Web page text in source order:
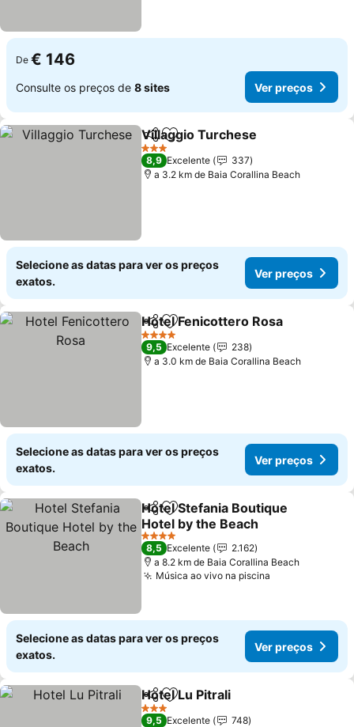
De € 146
Consulte os preços de 8 sites Ver preços
PartilharAdicionar aos favoritos
Villaggio Turchese
3 Estrelas
8,9 Excelente
337
a 3.2 km de Baia Corallina Beach
Selecione as datas para ver os preços
exatos.
Ver preços
PartilharAdicionar aos favoritos
Hotel Fenicottero Rosa
4 Estrelas
9,5 Excelente
238
a 3.0 km de Baia Corallina Beach
Selecione as datas para ver os preços
exatos.
Ver preços
PartilharAdicionar aos favoritos
Hotel Stefania Boutique
Hotel by the Beach
Ver preços
4 Estrelas
8,5 Excelente
2.162
a 8.2 km de Baia Corallina Beach
Música ao vivo na piscina
Selecione as datas para ver os preços
exatos.
Ver preços
PartilharAdicionar aos favoritos
Hotel Lu Pitrali
3 Estrelas
9,5 Excelente
748